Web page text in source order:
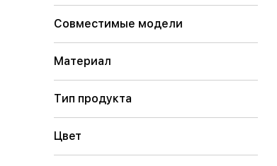
Совместимые модели
Материал
Тип продукта
Цвет